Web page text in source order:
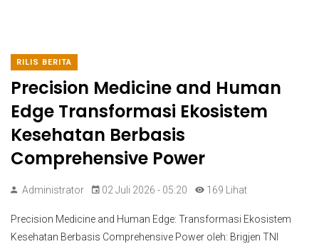
RILIS BERITA
Precision Medicine and Human
Edge Transformasi Ekosistem
Kesehatan Berbasis
Comprehensive Power
Administrator 02 Juli 2026 - 05:20 169 Lihat
Precision Medicine and Human Edge: Transformasi Ekosistem
Kesehatan Berbasis Comprehensive Power oleh: Brigjen TNI